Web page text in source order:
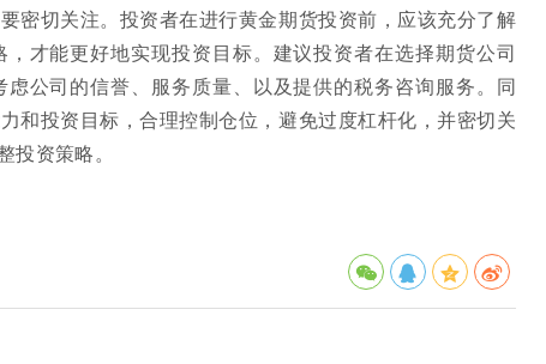
密切关注。投资者在进行黄金期货投资前，应该充分了解
才能更好地实现投资目标。建议投资者在选择期货公司
公司的信誉、服务质量、以及提供的税务咨询服务。同
和投资目标，合理控制仓位，避免过度杠杆化，并密切关
资策略。